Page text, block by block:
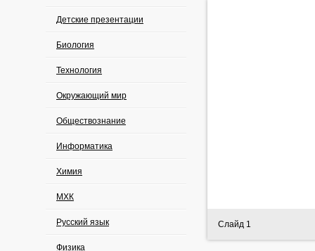
Детские презентации
Биология
Технология
Окружающий мир
Обществознание
Информатика
Химия
МХК
Русский язык
Физика
Слайд 1